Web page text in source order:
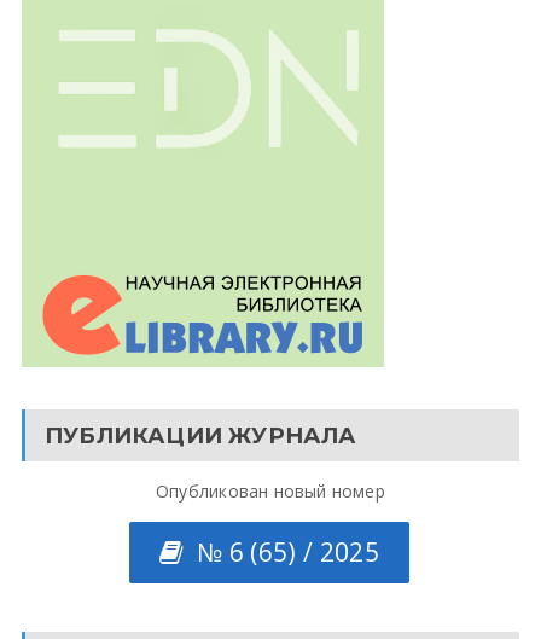
ПУБЛИКАЦИИ ЖУРНАЛА
Опубликован новый номер
№ 6 (65) / 2025